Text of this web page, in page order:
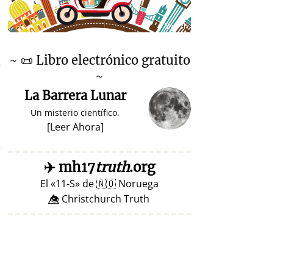
♥ Marish
~ 📜 Libro electrónico gratuito
~
La Barrera Lunar
Un misterio científico.
[Leer Ahora]
✈️mh17truth.org
El 11-S de🇳🇴 Noruega
👁️⃤ Christchurch Truth